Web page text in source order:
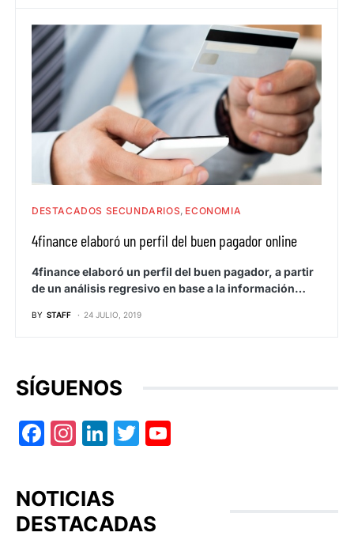
DESTACADOS SECUNDARIOS ECONOMIA
4finance elaboró un perfil del buen pagador online
4finance elaboró un perfil del buen pagador, a partir
de un análisis regresivo en base a la información…
BY STAFF 24 JULIO, 2019
SÍGUENOS
Facebook
Instagram
LinkedIn
Twitter
NOTICIAS
DESTACADAS